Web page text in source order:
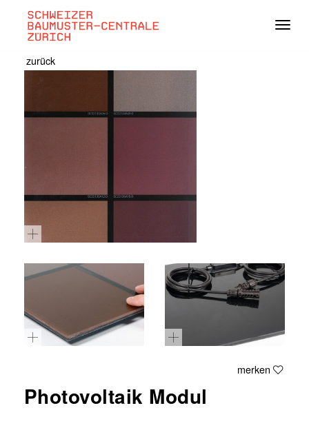
zurück
merken
Photovoltaik Modul